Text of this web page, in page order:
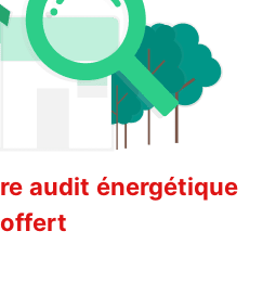
audit énergétique
offert